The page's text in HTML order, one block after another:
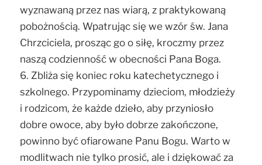
wyznawaną przez nas wiarą, z praktykowaną
pobożnością. Wpatrując się we wzór św. Jana
Chrzciciela, prosząc go o siłę, kroczmy przez
naszą codzienność w obecności Pana Boga.
6. Zbliża się koniec roku katechetycznego i
szkolnego. Przypominamy dzieciom, młodzieży
i rodzicom, że każde dzieło, aby przyniosło
dobre owoce, aby było dobrze zakończone,
powinno być ofiarowane Panu Bogu. Warto w
modlitwach nie tylko prosić, ale i dziękować za